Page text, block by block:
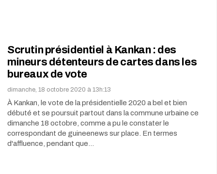
Scrutin présidentiel à Kankan : des
mineurs détenteurs de cartes dans les
bureaux de vote
dimanche, 18 octobre 2020 à 13h:13
À Kankan, le vote de la présidentielle 2020 a bel et bien
débuté et se poursuit partout dans la commune urbaine ce
dimanche 18 octobre, comme a pu le constater le
correspondant de guineenews sur place. En termes
d'affluence, pendant que…